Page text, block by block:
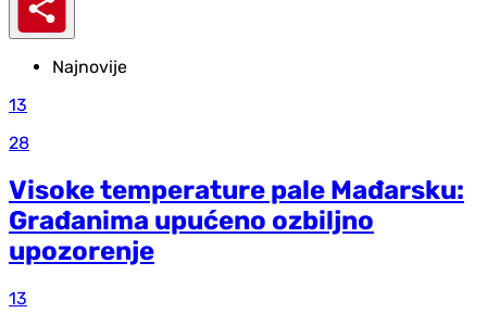
Najnovije
13
28
Visoke temperature pale Mađarsku:
Građanima upućeno ozbiljno
upozorenje
13